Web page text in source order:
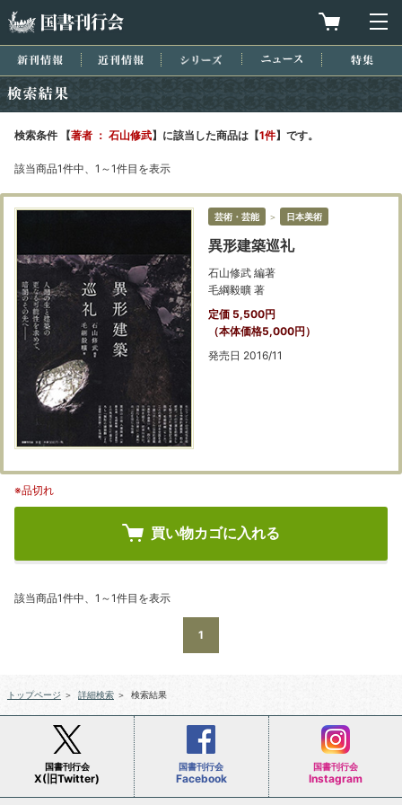
買物カゴを
新刊情報 近刊情報 シリーズ ニュース
検索条件 【著者 ： 石山修武】に該当した商品は【1件】です。
該当商品1件中、1～1件目を表示
芸術・芸能 ＞ 日本美術
異形建築巡礼
石山修武 編著
毛綱毅曠 著
定価 5,500円
（本体価格5,000円）
発売日 2016/11
※品切れ
買い物カゴに入れる
該当商品1件中、1～1件目を表示
1
トップページ ＞ 詳細検索 ＞ 検索結果
国書刊行会
X(旧Twitter)
国書刊行会
Facebook
国書刊行会
Instagram